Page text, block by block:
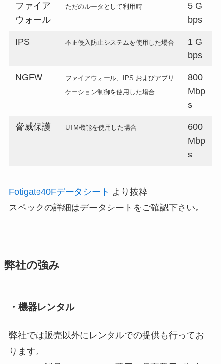
ファイア
ウォール
ただのルータとして利用時
5 G
bps
IPS 不正侵入防止システムを使用した場合
1 G
bps
NGFW
ファイアウォール、IPS およびアプリ
ケーション制御を使用した場合
800
Mbp
s
脅威保護 UTM機能を使用した場合
600
Mbp
s
Fotigate40Fデータシート より抜粋
スペックの詳細はデータシートをご確認下さい。
弊社の強み
・機器レンタル
弊社では販売以外にレンタルでの提供も行ってお
ります。